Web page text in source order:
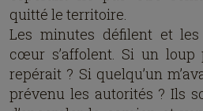
quitté le territoire.
Les minutes défilent et
cœur s’affolent. Si un
repérait ? Si quelqu’un
prévenu les autorités ? Ils